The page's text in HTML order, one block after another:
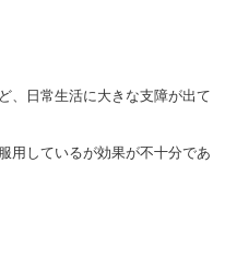
、日常生活に大きな支障が出て
用しているが効果が不十分であ